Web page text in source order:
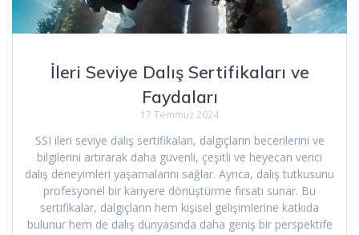
İleri Seviye Dalış Sertifikaları ve
Faydaları
17 Temmuz 2024
SSI ileri seviye dalış sertifikaları, dalgıçların becerilerini ve
bilgilerini artırarak daha güvenli, çeşitli ve heyecan verici
dalış deneyimleri yaşamalarını sağlar. Ayrıca, dalış tutkusunu
profesyonel bir kariyere dönüştürme fırsatı sunar. Bu
sertifikalar, dalgıçların hem kişisel gelişimlerine katkıda
bulunur hem de dalış dünyasında daha geniş bir perspektife